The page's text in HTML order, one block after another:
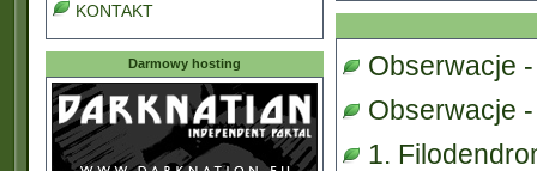
KONTAKT
Darmowy hosting
Obserwacje
Obserwacje
1.